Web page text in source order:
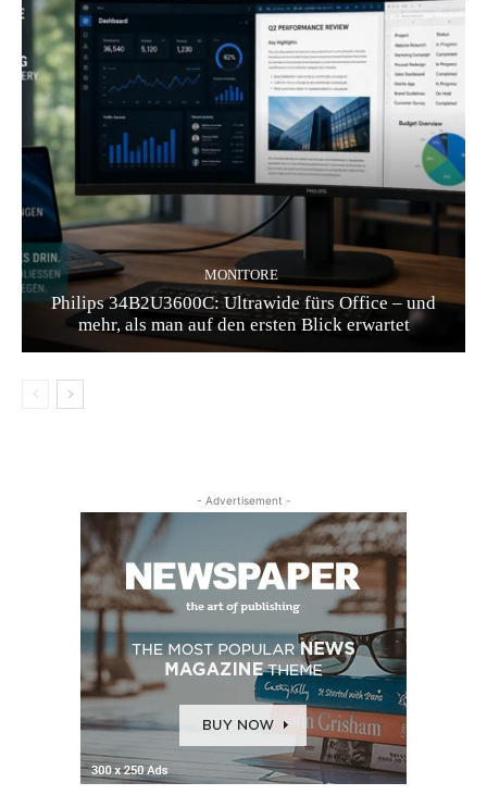
MONITORE
Philips 34B2U3600C: Ultrawide fürs Office – und
mehr, als man auf den ersten Blick erwartet
- Advertisement -